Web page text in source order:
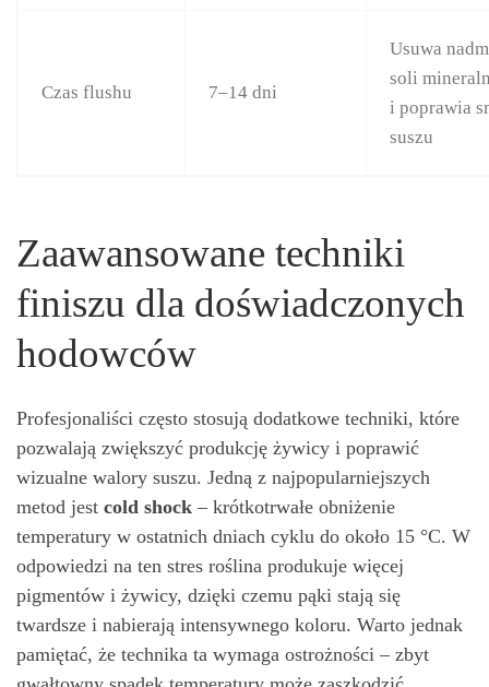
Czas flushu 7–14 dni
Usuwa
soli
i poprawia
suszu
Zaawansowane techniki
finiszu dla doświadczonych
hodowców
Profesjonaliści często stosują dodatkowe techniki, które
pozwalają zwiększyć produkcję żywicy i poprawić
wizualne walory suszu. Jedną z najpopularniejszych
metod jest cold shock – krótkotrwałe obniżenie
temperatury w ostatnich dniach cyklu do około 15 °C. W
odpowiedzi na ten stres roślina produkuje więcej
pigmentów i żywicy, dzięki czemu pąki stają się
twardsze i nabierają intensywnego koloru. Warto jednak
pamiętać, że technika ta wymaga ostrożności – zbyt